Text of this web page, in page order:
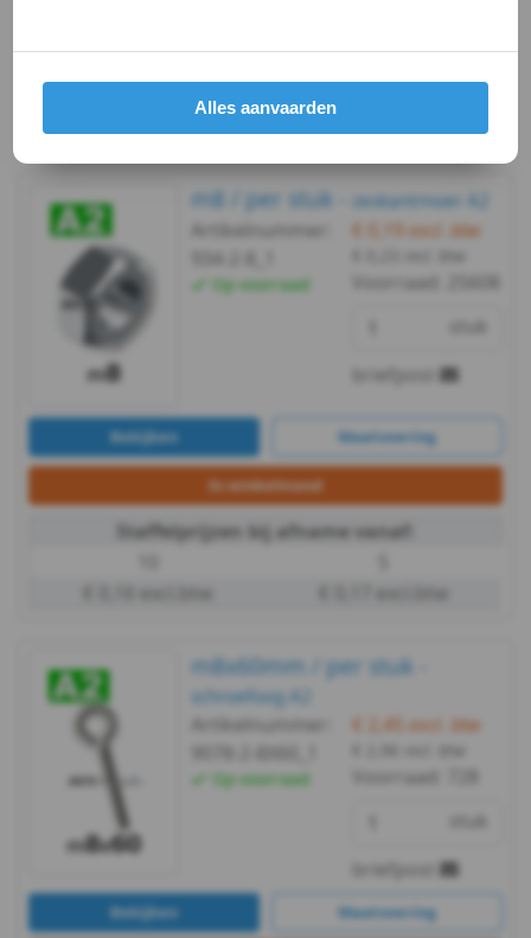
m8 / per stuk - zeskantmoer A2
Artikelnummer:
934-2-8_1
Op voorraad
€ 0,19excl. btw
incl. btw
Voorraad:
stuk
briefpost
Bekijken Maatvoering
In winkelmand
Staffelprijzen bij afname vanaf:
€ 0,16 excl.btw
€ 0,17 excl.btw
m8x60mm / per stuk -
schroefoog A2
Artikelnummer:
Op voorraad
€ 2,45 excl. btw
incl. btw
Voorraad:
briefpost
Bekijken Maatvoering
Alles aanvaarden